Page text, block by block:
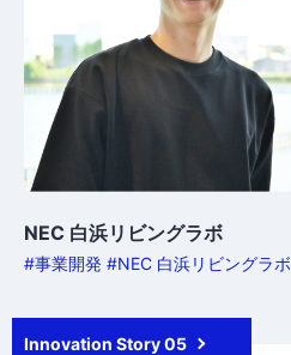
NEC 白浜リビングラボ
#事業開発 #NEC 白浜リビングラボ
Innovation Story 05